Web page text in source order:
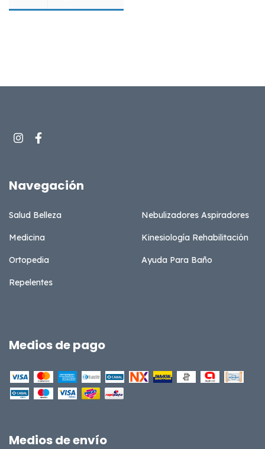
Navegación
Salud Belleza Nebulizadores Aspiradores
Medicina Kinesiología Rehabilitación
Ortopedia Ayuda Para Baño
Repelentes
Medios de pago
Medios de envío